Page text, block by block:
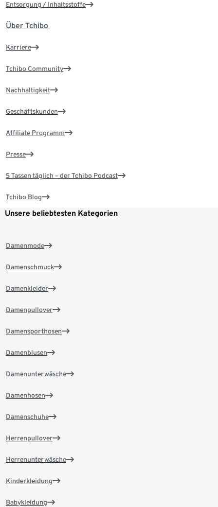
Entsorgung / Inhaltsstoffe
Über Tchibo
Karriere
Tchibo Community
Nachhaltigkeit
Geschäftskunden
Affiliate Programm
Presse
5 Tassen täglich – der Tchibo Podcast
Tchibo Blog
Unsere beliebtesten Kategorien
Damenmode
Damenschmuck
Damenkleider
Damenpullover
Damensporthosen
Damenblusen
Damenunterwäsche
Damenhosen
Damenschuhe
Herrenpullover
Herrenunterwäsche
Kinderkleidung
Babykleidung